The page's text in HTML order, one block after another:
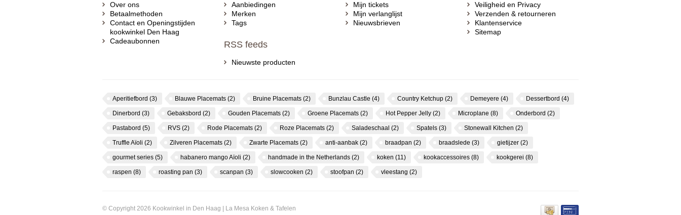
Over ons
Betaalmethoden
Contact en Openingstijden
kookwinkel Den Haag
Cadeaubonnen
Aanbiedingen
Merken
Tags
RSS feeds
Nieuwste producten
Mijn tickets
Mijn verlanglijst
Nieuwsbrieven
Veiligheid en Privacy
Verzenden & retourneren
Klantenservice
Sitemap
Aperitiefbord (3) Blauwe Placemats (2) Bruine Placemats (2) Bunzlau Castle (4) Country Ketchup (2) Demeyere (4) Dessertbord (4)
Dinerbord (3) Gebaksbord (2) Gouden Placemats (2) Groene Placemats (2) Hot Pepper Jelly (2) Microplane (8) Onderbord (2)
Pastabord (5) RVS (2) Rode Placemats (2) Roze Placemats (2) Saladeschaal (2) Spatels (3) Stonewall Kitchen (2)
Truffle Aïoli (2) Zilveren Placemats (2) Zwarte Placemats (2) anti-aanbak (2) braadpan (2) braadslede (3) gietijzer (2)
gourmet series (5) habanero mango Aïoli (2) handmade in the Netherlands (2) koken (11) kookaccessoires (8) kookgerei (8)
raspen (8) roasting pan (3) scanpan (3) slowcooken (2) stoofpan (2) vleestang (2)
© Copyright 2026 Kookwinkel in Den Haag | La Mesa Koken & Tafelen